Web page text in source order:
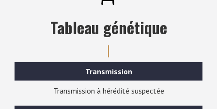
Tableau génétique
Transmission
Transmission à hérédité suspectée